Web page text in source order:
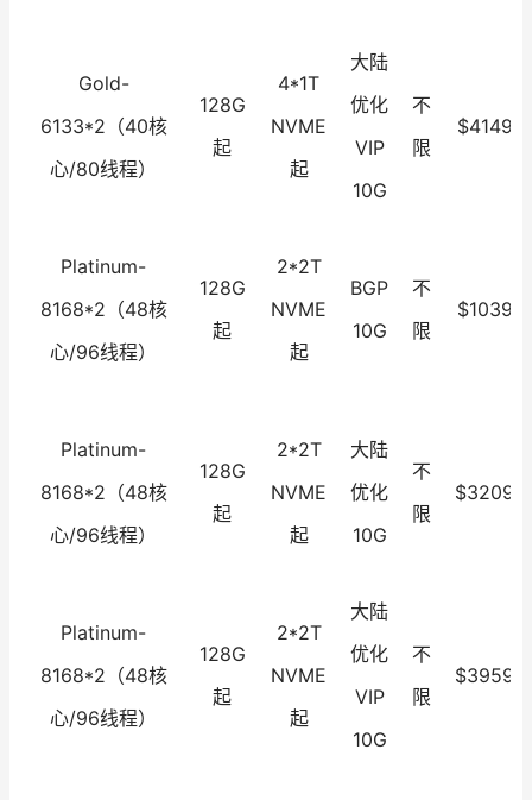
Gold-
6133*2（40核
心/80线程）
128G
起
4*1T
NVME
起
大陆
优化
VIP
10G
不
限
Platinum-
8168*2（48核
心/96线程）
128G
起
2*2T
NVME
起
BGP
10G
不
限
Platinum-
8168*2（48核
心/96线程）
128G
起
2*2T
NVME
起
大陆
优化
10G
不
限
Platinum-
8168*2（48核
心/96线程）
128G
起
2*2T
NVME
起
大陆
优化
VIP
10G
不
限